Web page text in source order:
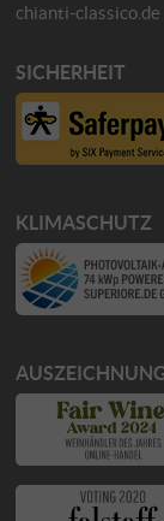
chianti-classico.de
SICHERHEIT
KLIMASCHUTZ